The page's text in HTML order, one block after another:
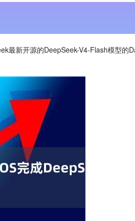
最新开源的DeepSeek-V4-Flash模型的